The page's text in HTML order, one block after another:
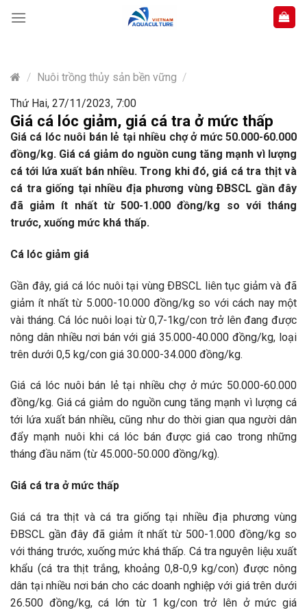
content
/ Nuôi trồng thủy sản bền vững /
Thứ Hai, 27/11/2023, 7:00
Giá cá lóc giảm, giá cá tra ở mức thấp
Giá cá lóc nuôi bán lẻ tại nhiều chợ ở mức 50.000-60.000
đồng/kg. Giá cá giảm do nguồn cung tăng mạnh vì lượng
cá tới lứa xuất bán nhiều. Trong khi đó, giá cá tra thịt và
cá tra giống tại nhiều địa phương vùng ÐBSCL gần đây
đã giảm ít nhất từ 500-1.000 đồng/kg so với tháng
trước, xuống mức khá thấp.
Cá lóc giảm giá
Gần đây, giá cá lóc nuôi tại vùng ÐBSCL liên tục giảm và đã
giảm ít nhất từ 5.000-10.000 đồng/kg so với cách nay một
vài tháng. Cá lóc nuôi loại từ 0,7-1kg/con trở lên đang được
nông dân nhiều nơi bán với giá 35.000-40.000 đồng/kg, loại
trên dưới 0,5 kg/con giá 30.000-34.000 đồng/kg.
Giá cá lóc nuôi bán lẻ tại nhiều chợ ở mức 50.000-60.000
đồng/kg. Giá cá giảm do nguồn cung tăng mạnh vì lượng cá
tới lứa xuất bán nhiều, cũng như do thời gian qua người dân
đẩy mạnh nuôi khi cá lóc bán được giá cao trong những
tháng đầu năm (từ 45.000-50.000 đồng/kg).
Giá cá tra ở mức thấp
Giá cá tra thịt và cá tra giống tại nhiều địa phương vùng
ÐBSCL gần đây đã giảm ít nhất từ 500-1.000 đồng/kg so
với tháng trước, xuống mức khá thấp. Cá tra nguyên liệu xuất
khẩu (cá tra thịt trắng, khoảng 0,8-0,9 kg/con) được nông
dân tại nhiều nơi bán cho các doanh nghiệp với giá trên dưới
26.500 đồng/kg, cá lớn từ 1 kg/con trở lên ở mức giá